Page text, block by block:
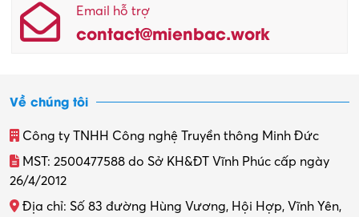
Email hỗ trợ
contact@mienbac.work
Về chúng tôi
Công ty TNHH Công nghệ Truyền thông Minh Đức
MST: 2500477588 do Sở KH&ĐT Vĩnh Phúc cấp ngày
26/4/2012
Địa chỉ: Số 83 đường Hùng Vương, Hội Hợp, Vĩnh Yên,